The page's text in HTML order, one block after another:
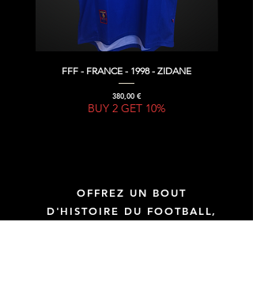
FFF - FRANCE - 1998 - ZIDANE
Prix
380,00 €
BUY 2 GET 10%
OFFREZ UN BOUT
D'HISTOIRE DU FOOTBALL,